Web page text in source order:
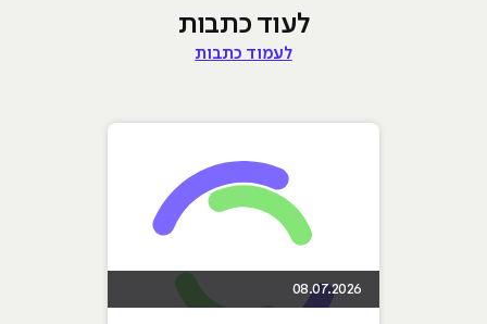
לעוד כתבות
לעמוד כתבות
08.07.2026